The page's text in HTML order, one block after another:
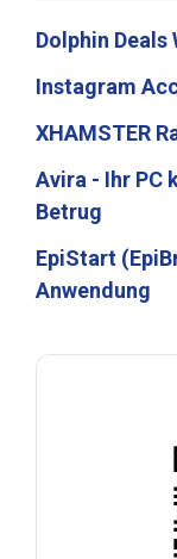
Dolphin
Instagram
XHAMSTER
Avira - Ihr PC
Betrug
EpiStart
Anwendung